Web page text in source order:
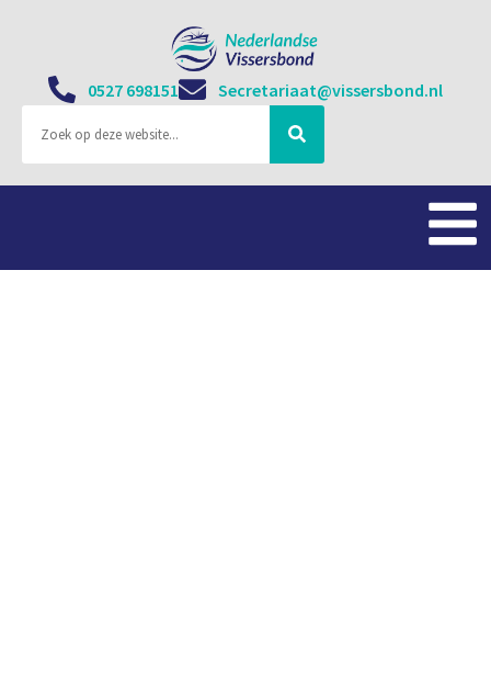
0527 698151 Secretariaat@vissersbond.nl